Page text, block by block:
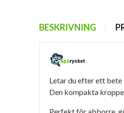
BESKRIVNING
Letar du efter ett bete
Den kompakta